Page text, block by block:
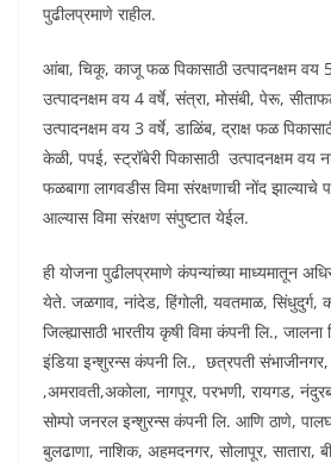
पुढीलप्रमाणे राहील.
आंबा, चिकू, काजू फळ पिकासाठी उत्पादनक्षम वय
उत्पादनक्षम वय 4 वर्षे, संत्रा, मोसंबी, पेरू,
उत्पादनक्षम वय 3 वर्षे, डाळिंब, द्राक्ष फळ
केळी, पपई, स्ट्रॉबेरी पिकासाठी उत्पादनक्षम वय
फळबागा लागवडीस विमा संरक्षणाची नोंद झाल्याचे
आल्यास विमा संरक्षण संपुष्टात येईल.
ही योजना पुढीलप्रमाणे कंपन्यांच्या माध्यमातून
येते. जळगाव, नांदेड, हिंगोली, यवतमाळ, सिंधुदुर्ग,
जिल्ह्यासाठी भारतीय कृषी विमा कंपनी लि.,
इंडिया इन्शुरन्स कंपनी लि., छत्रपती संभाजीनगर,
,अमरावती,अकोला, नागपूर, परभणी, रायगड,
सोम्पो जनरल इन्शुरन्स कंपनी लि. आणि ठाणे,
बुलढाणा, नाशिक, अहमदनगर, सोलापूर, सातारा,